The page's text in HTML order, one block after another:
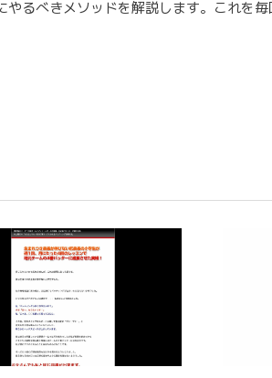
るべきメソッドを解説します。これを